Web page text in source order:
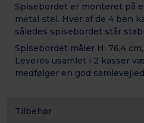
Spisebordet er monteret på
metal stel. Hver af de 4 ben
således spisebordet står
Spisebordet måler H: 76,4
Leveres usamlet i 2 kasser
medfølger en god
Tilbehør